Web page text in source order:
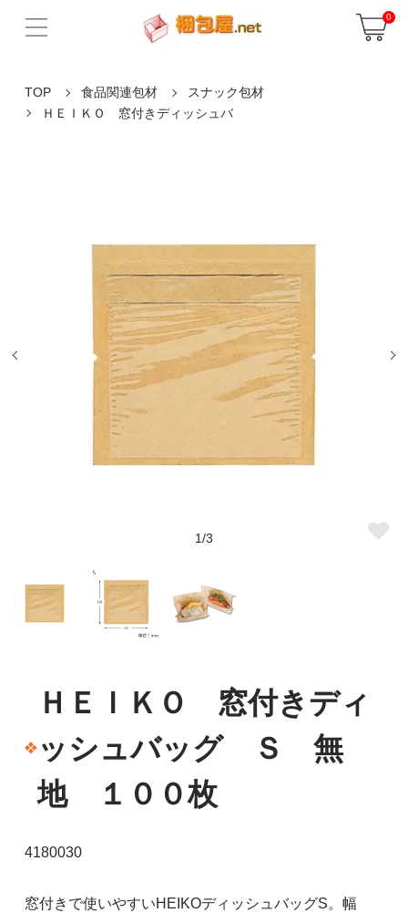
0
TOP 食品関連包材
スナック包材
ＨＥＩＫＯ 窓付きディッシュバ
1/3
ＨＥＩＫＯ 窓付きディ
ッシュバッグ Ｓ 無
地 １００枚
4180030
窓付きで使いやすいHEIKOディッシュバッグS。幅